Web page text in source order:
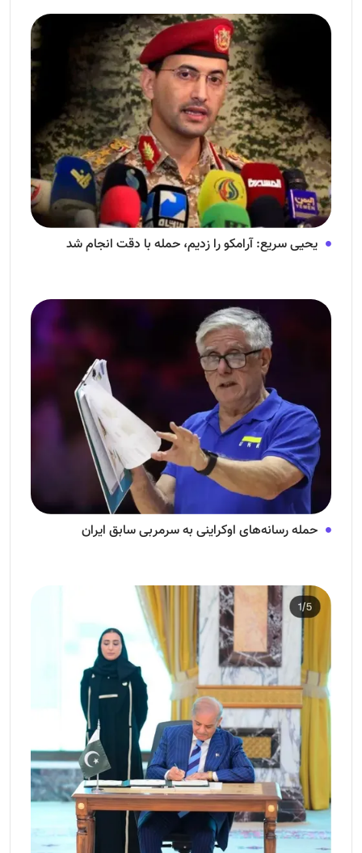
یحیی سریع: آرامکو را زدیم، حمله با دقت انجام شد
حمله رسانه‌های اوکراینی به سرمربی سابق ایران